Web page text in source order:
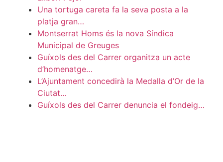
Una tortuga careta fa la seva posta a la
platja gran…
Montserrat Homs és la nova Síndica
Municipal de Greuges
Guíxols des del Carrer organitza un acte
d’homenatge…
L’Ajuntament concedirà la Medalla d’Or de la
Ciutat…
Guíxols des del Carrer denuncia el fondeig…